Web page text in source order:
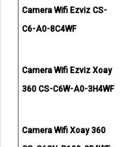
Camera Wifi Ezviz CS-
C6-A0-8C4WF
Camera Wifi Ezviz Xoay
360 CS-C6W-A0-3H4WF
Camera Wifi Xoay 360